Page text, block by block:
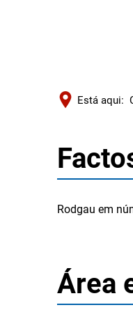
Está aqui:
Factos,
números
dados
Rodgau em
Área